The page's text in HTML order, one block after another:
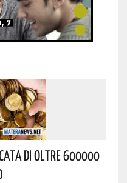
Di Oltre 600000